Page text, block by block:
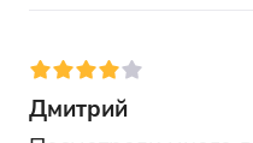
Дмитрий